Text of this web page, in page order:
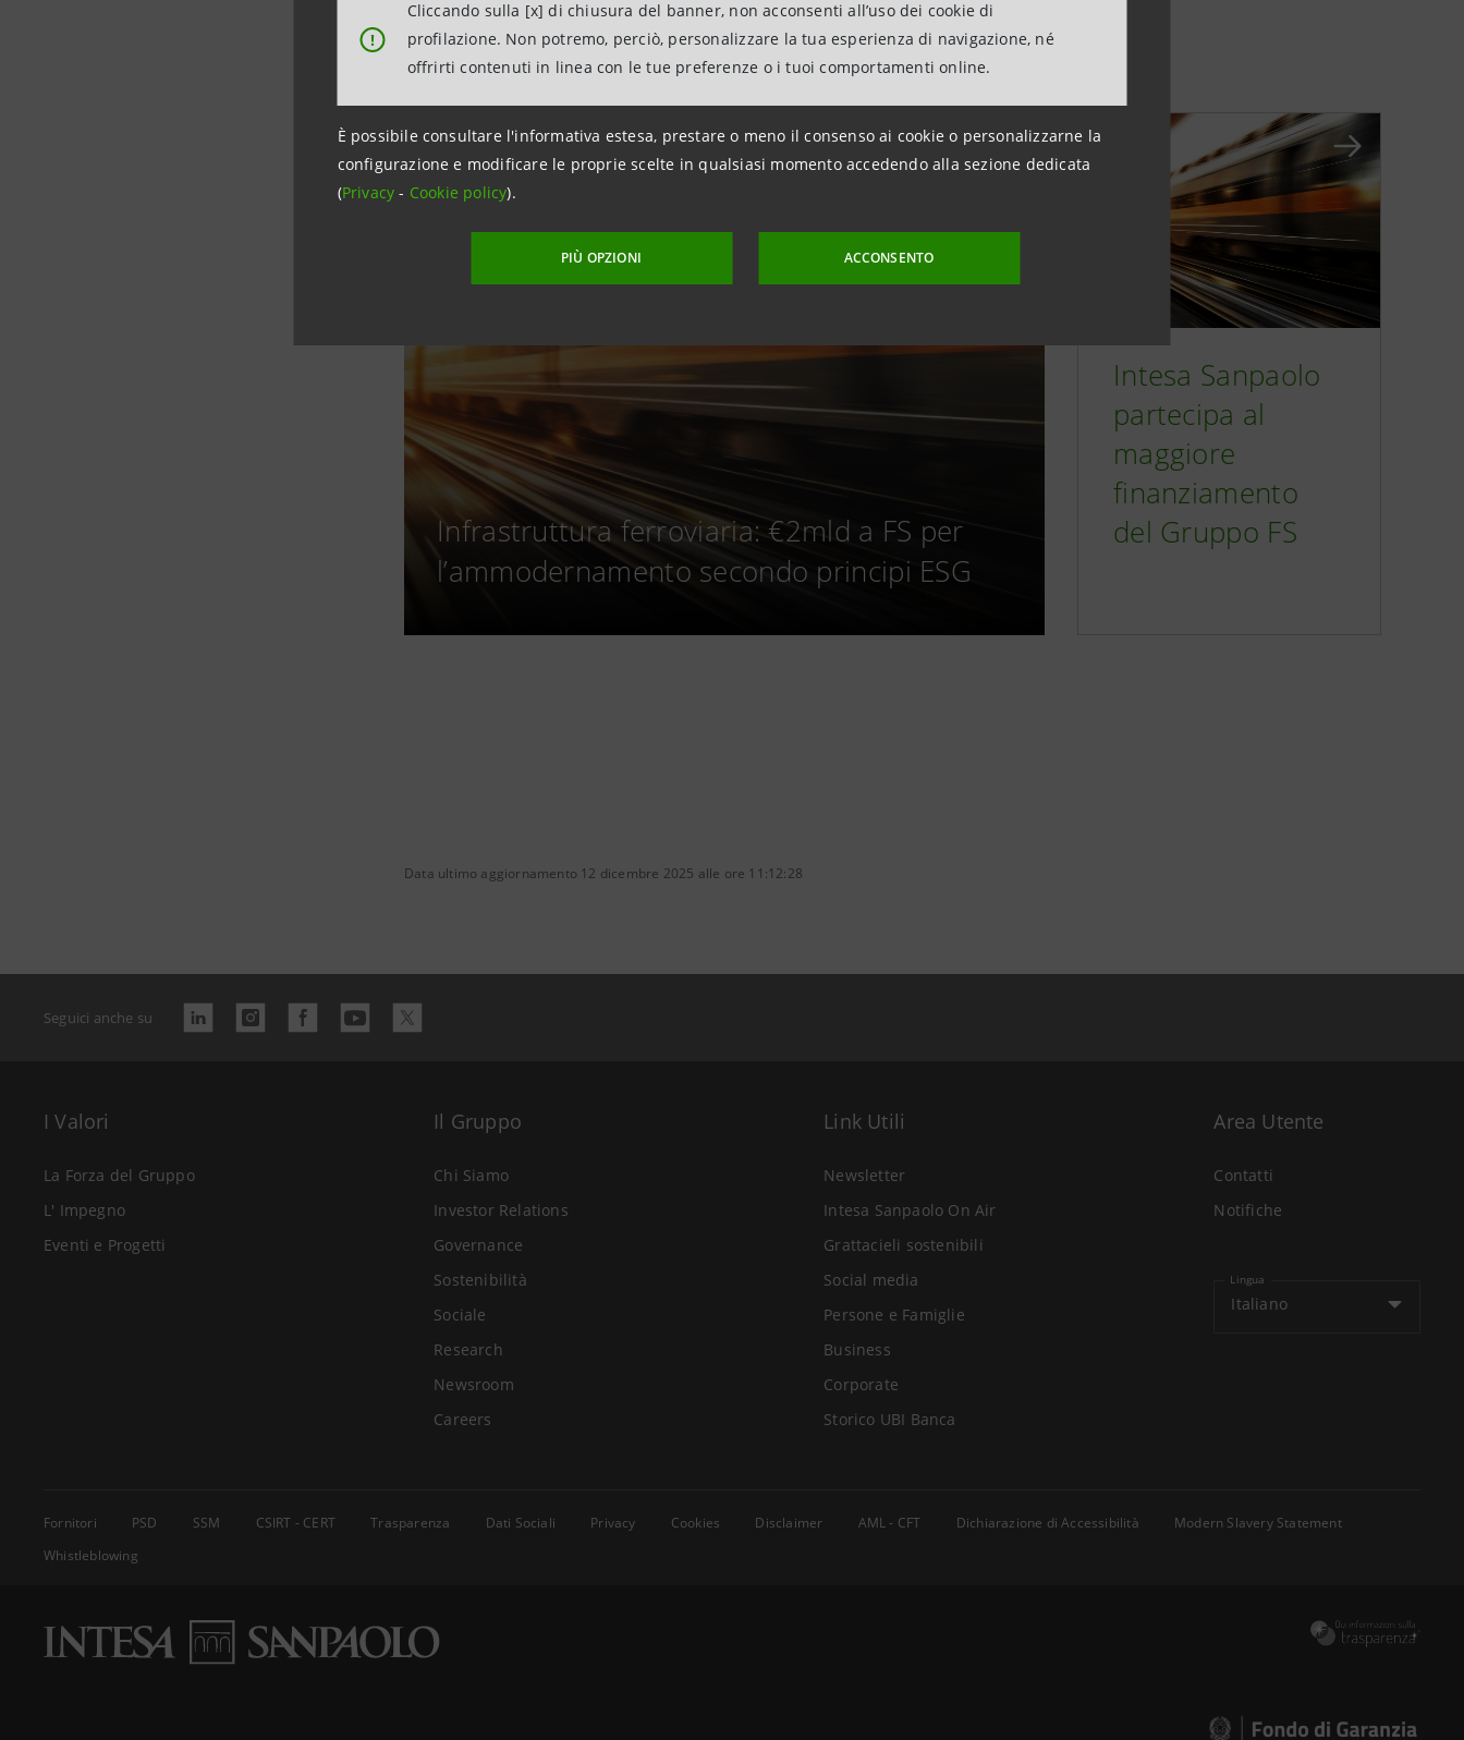
!
Cliccando sulla [x] di chiusura del banner, non acconsenti all’uso dei cookie di
profilazione. Non potremo, perciò, personalizzare la tua esperienza di navigazione, né
offrirti contenuti in linea con le tue preferenze o i tuoi comportamenti online.
È possibile consultare l'informativa estesa, prestare o meno il consenso ai cookie o personalizzarne la
configurazione e modificare le proprie scelte in qualsiasi momento accedendo alla sezione dedicata
(Privacy- Cookie policy).
PIÙ OPZIONI ACCONSENTO
Infrastruttura ferroviaria: €2mld a FS per
l’ammodernamento secondo principi ESG
Intesa Sanpaolo
partecipa al
maggiore
finanziamento
del Gruppo FS
Data ultimo aggiornamento 12 dicembre 2025 alle ore 11:12:28
Seguici anche su
I Valori
La Forza del Gruppo
L' Impegno
Eventi e Progetti
Il Gruppo
Chi Siamo
Investor Relations
Governance
Sostenibilità
Sociale
Research
Newsroom
Careers
Link Utili
Newsletter
Intesa Sanpaolo On Air
Grattacieli sostenibili
Social media
Persone e Famiglie
Business
Corporate
Storico UBI Banca
Area Utente
Contatti
Notifiche
Lingua
Italiano
Fornitori PSD SSM CSIRT - CERT Trasparenza Dati Sociali Privacy Cookies Disclaimer AML - CFT Dichiarazione di Accessibilità
Modern Slavery Statement
Whistleblowing